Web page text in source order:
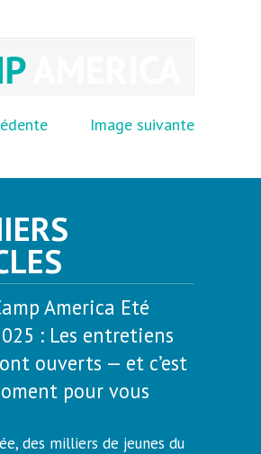
Image suivante
America Eté
: Les entretiens
ouverts — et c’est
pour vous
des milliers de jeunes du